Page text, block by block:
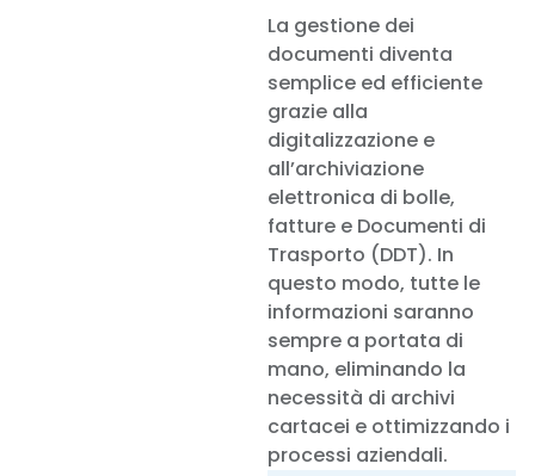
La gestione dei
documenti diventa
semplice ed efficiente
grazie alla
digitalizzazione e
all’archiviazione
elettronica di bolle,
fatture e Documenti di
Trasporto (DDT). In
questo modo, tutte le
informazioni saranno
sempre a portata di
mano, eliminando la
necessità di archivi
cartacei e ottimizzando i
processi aziendali.